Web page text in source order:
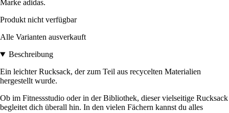
Marke adidas.
Produkt nicht verfügbar
Alle Varianten ausverkauft
Beschreibung
Ein leichter Rucksack, der zum Teil aus recycelten Materialien
hergestellt wurde.
Ob im Fitnessstudio oder in der Bibliothek, dieser vielseitige Rucksack
begleitet dich überall hin. In den vielen Fächern kannst du alles